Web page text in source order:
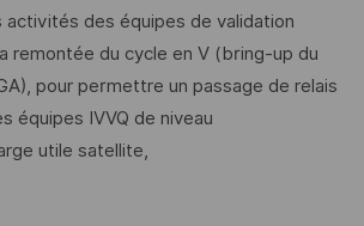
activités des équipes de validation
remontée du cycle en V (bring-up du
pour permettre un passage de relais
équipes IVVQ de niveau
utile satellite,